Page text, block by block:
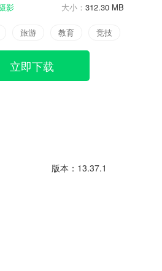
影 大小： 312.30 MB
旅游 教育 竞技
立即下载
版本：13.37.1